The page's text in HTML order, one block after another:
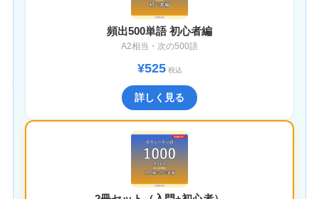
頻出500単語 初心者編
A2相当・次の500語
¥525税込
詳しく見る